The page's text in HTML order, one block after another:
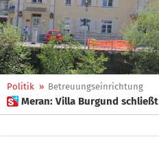
Politik » Betreuungseinrichtung
 Meran: Villa Burgund schließt